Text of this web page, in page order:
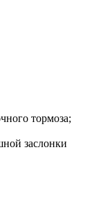
тормоза;
заслонки